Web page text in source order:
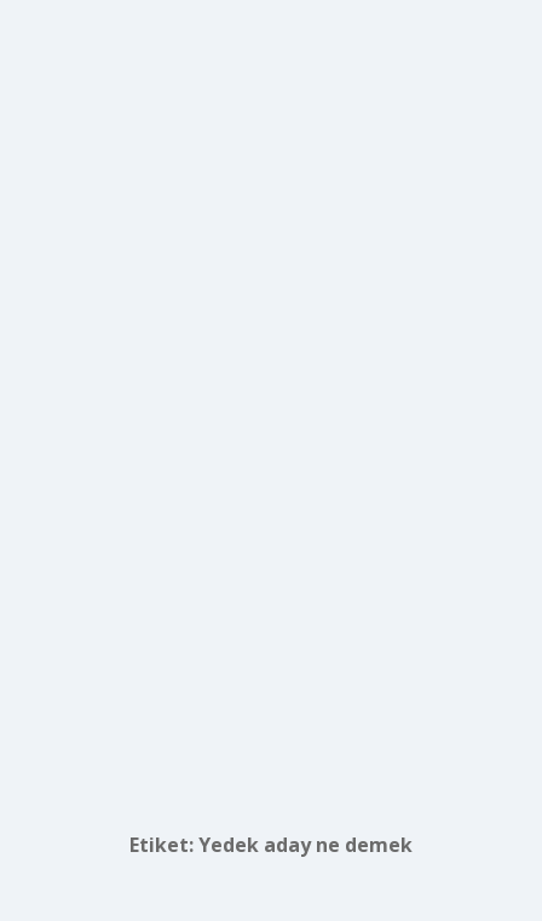
Etiket:Yedek aday ne demek